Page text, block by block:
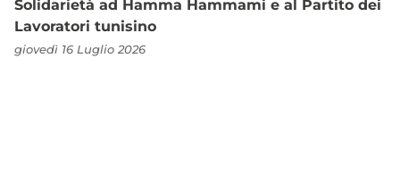
Solidarietà ad Hamma Hammami e al Partito dei
Lavoratori tunisino
giovedì 16 Luglio 2026